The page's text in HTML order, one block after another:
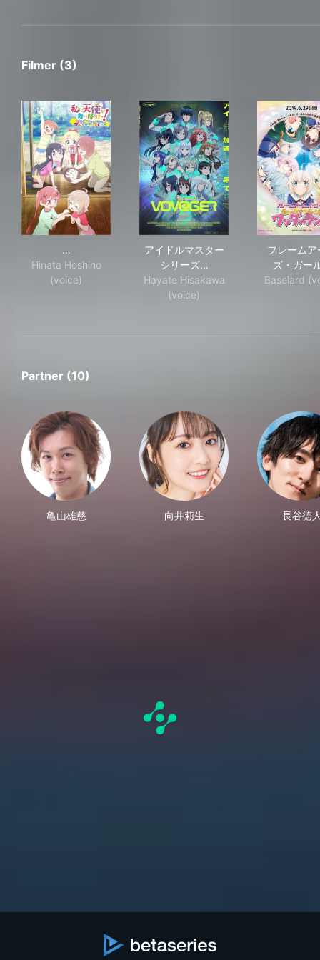
Filmer (3)
…
Hinata Hoshino
(voice)
アイドルマスター
シリーズ…
Hayate Hisakawa
(voice)
フレームア
ズ・ガー
Baselard
Partner (10)
亀山雄慈 向井莉生 長谷徳